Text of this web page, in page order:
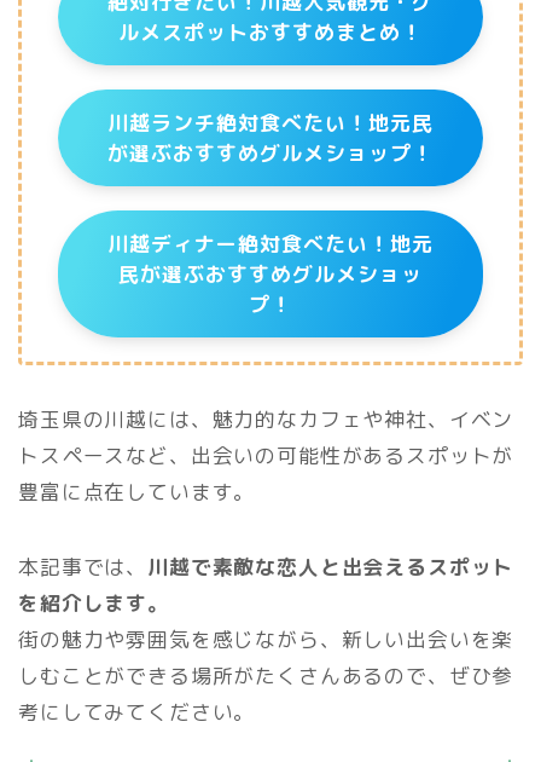
ルメスポットおすすめまとめ！
川越ランチ絶対食べたい！地元民
が選ぶおすすめグルメショップ！
川越ディナー絶対食べたい！地元
民が選ぶおすすめグルメショッ
プ！
埼玉県の川越には、魅力的なカフェや神社、イベン
トスペースなど、出会いの可能性があるスポットが
豊富に点在しています。
本記事では、 川越で素敵な恋人と出会えるスポット
を紹介します。
街の魅力や雰囲気を感じながら、新しい出会いを楽
しむことができる場所がたくさんあるので、ぜひ参
考にしてみてください。